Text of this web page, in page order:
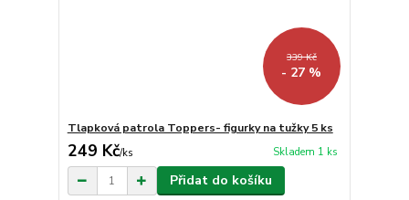
339 Kč
- 27 %
Tlapková patrola Toppers- figurky na tužky 5 ks
249 Kč/ks Skladem 1 ks
Přidat do košíku